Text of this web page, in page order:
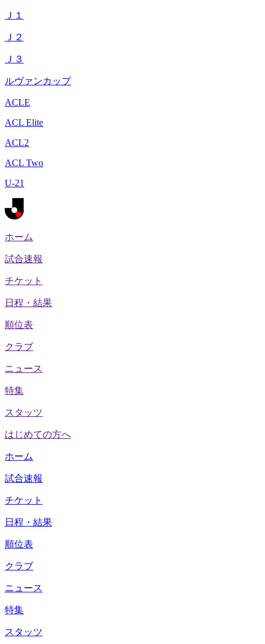
Ｊ１
Ｊ２
Ｊ３
ルヴァンカップ
ACLE
ACL Elite
ACL2
ACL Two
U-21
ホーム
試合速報
チケット
日程・結果
順位表
クラブ
ニュース
特集
スタッツ
はじめての方へ
ホーム
試合速報
チケット
日程・結果
順位表
クラブ
ニュース
特集
スタッツ